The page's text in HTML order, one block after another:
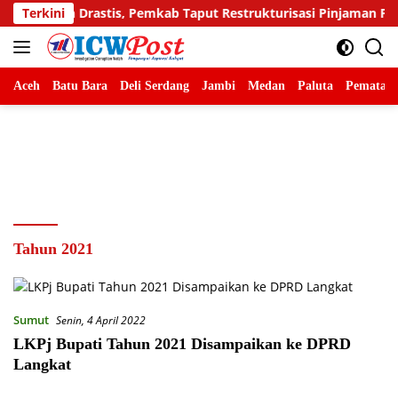
Langsung
ke
konten
TerkiniPemkab Taput Restrukturisasi Pinjaman PEN Jadi 15
Aceh Batu Bara Deli Serdang Jambi Medan Paluta
Tahun 2021
Sumut Senin, 4 April 2022
LKPj Bupati Tahun 2021 Disampaikan ke DPRD
Langkat